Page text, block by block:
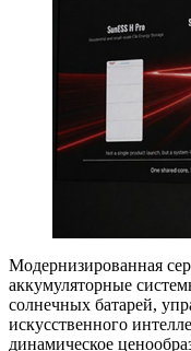
Модернизированная
аккумуляторные
солнечных батарей,
искусственного
динамическое